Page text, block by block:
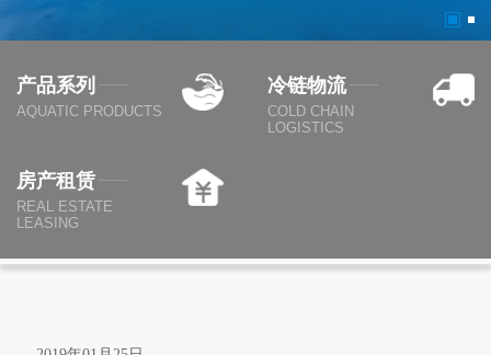
产品系列
AQUATIC PRODUCTS
冷链物流
COLD CHAIN
LOGISTICS
房产租赁
REAL ESTATE
LEASING